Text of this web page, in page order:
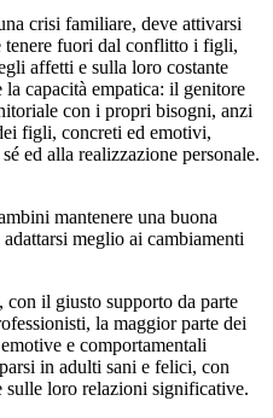
crisi familiare, deve attivarsi
tenere fuori dal conflitto i figli,
affetti e sulla loro costante
capacità empatica: il genitore
con i propri bisogni, anzi
figli, concreti ed emotivi,
ed alla realizzazione personale.
mantenere una buona
meglio ai cambiamenti
con il giusto supporto da parte
la maggior parte dei
e comportamentali
in adulti sani e felici, con
sulle loro relazioni significative.